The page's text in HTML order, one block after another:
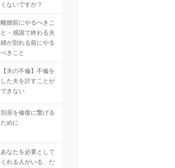
くないですか？
離婚前にやるべきこ
と・感謝で終わる夫
婦が別れる前にやる
べきこと
【夫の不倫】不倫を
した夫を許すことが
できない
別居を修復に繋げる
ために
あなたを必要として
くれる人がいる、だ